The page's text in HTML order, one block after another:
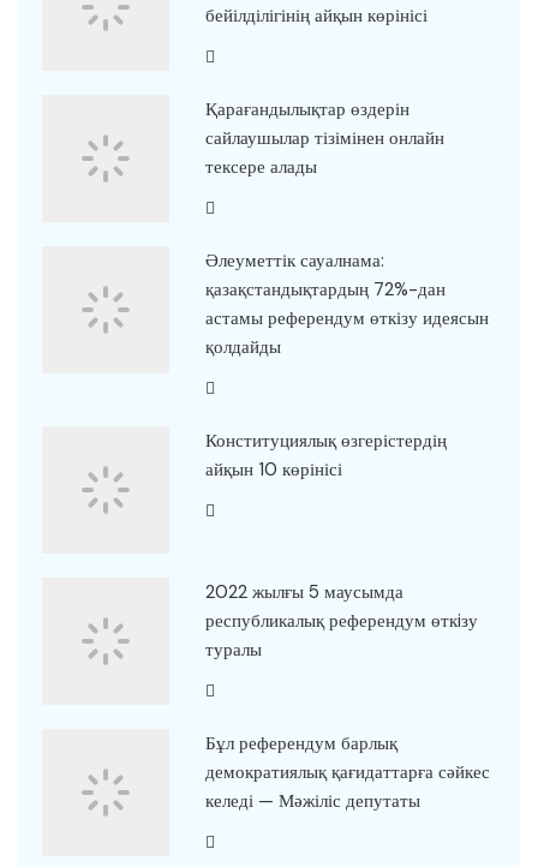
бейілділігінің айқын көрінісі
Қарағандылықтар өздерін
сайлаушылар тізімінен онлайн
тексере алады
Әлеуметтік сауалнама:
қазақстандықтардың 72%-дан
астамы референдум өткізу идеясын
қолдайды
Конституциялық өзгерістердің
айқын 10 көрінісі
2022 жылғы 5 маусымда
республикалық референдум өткiзу
туралы
Бұл референдум барлық
демократиялық қағидаттарға сәйкес
келеді — Мәжіліс депутаты